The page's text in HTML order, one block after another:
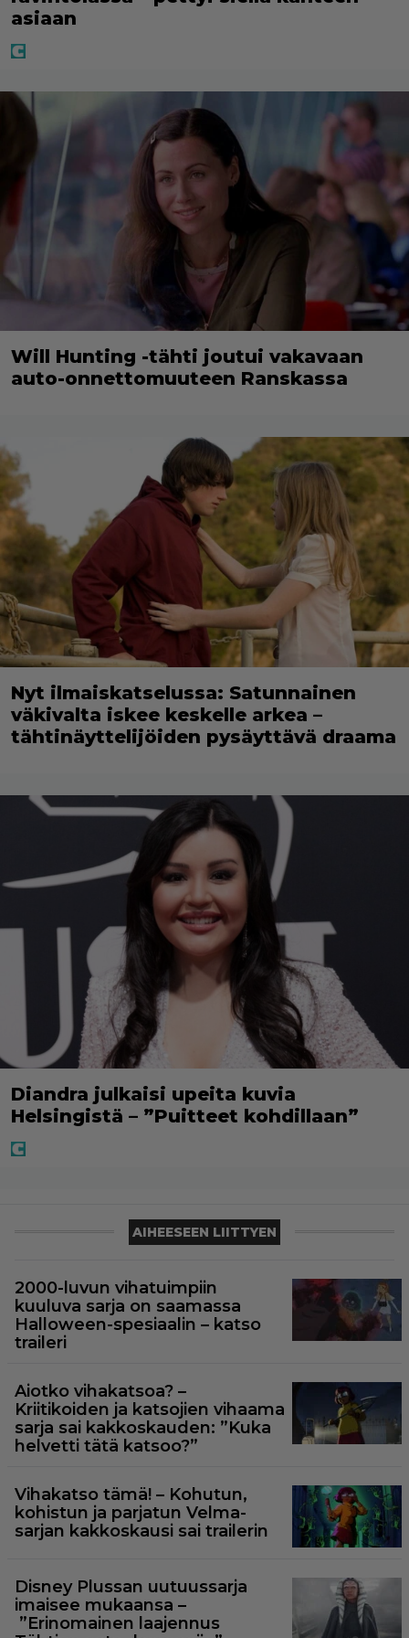
asiaan
Will Hunting -tähti joutui vakavaan
auto-onnettomuuteen Ranskassa
Nyt ilmaiskatselussa: Satunnainen
väkivalta iskee keskelle arkea –
tähtinäyttelijöiden pysäyttävä draama
Diandra julkaisi upeita kuvia
Helsingistä – ”Puitteet kohdillaan”
AIHEESEEN LIITTYEN
2000-luvun vihatuimpiin
kuuluva sarja on saamassa
Halloween-spesiaalin – katso
traileri
Aiotko vihakatsoa? –
Kriitikoiden ja katsojien vihaama
sarja sai kakkoskauden: ”Kuka
helvetti tätä katsoo?”
Vihakatso tämä! – Kohutun,
kohistun ja parjatun Velma-
sarjan kakkoskausi sai trailerin
Disney Plussan uutuussarja
imaisee mukaansa –
”Erinomainen laajennus